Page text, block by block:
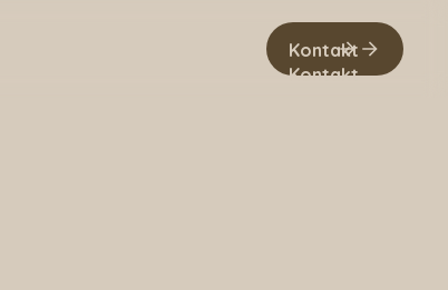
Kontakt
Kontakt